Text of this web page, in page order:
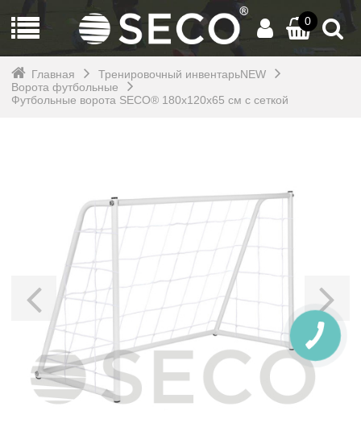
0
Главная
Тренировочный инвентарьNEW
Ворота футбольные
Футбольные ворота SECO® 180х120х65 см с сеткой